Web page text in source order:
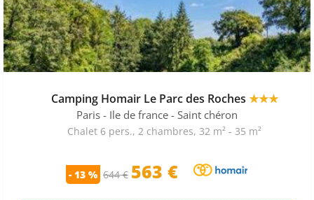
Camping Homair Le Parc des Roches ★★★
Paris - Ile de france - Saint chéron
Chalet 6 pers., 2 chambres, 32 m² - 35 m²
- 13 % 644 € 563 €